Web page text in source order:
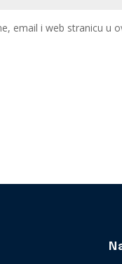
email i web stranicu u